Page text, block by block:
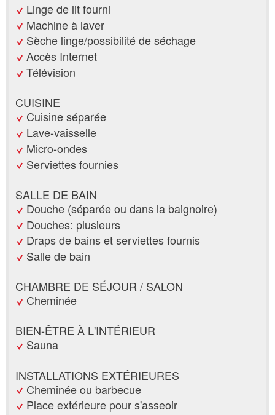
Linge de lit fourni
Machine à laver
Sèche linge/possibilité de séchage
Accès Internet
Télévision
CUISINE
Cuisine séparée
Lave-vaisselle
Micro-ondes
Serviettes fournies
SALLE DE BAIN
Douche (séparée ou dans la baignoire)
Douches: plusieurs
Draps de bains et serviettes fournis
Salle de bain
CHAMBRE DE SÉJOUR / SALON
Cheminée
BIEN-ÊTRE À L'INTÉRIEUR
Sauna
INSTALLATIONS EXTÉRIEURES
Cheminée ou barbecue
Place extérieure pour s'asseoir